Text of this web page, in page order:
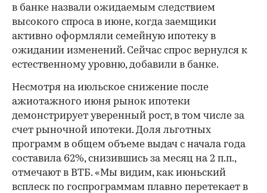
в банке назвали ожидаемым следствием
высокого спроса в июне, когда заемщики
активно оформляли семейную ипотеку в
ожидании изменений. Сейчас спрос вернулся к
естественному уровню, добавили в банке.
Несмотря на июльское снижение после
ажиотажного июня рынок ипотеки
демонстрирует уверенный рост, в том числе за
счет рыночной ипотеки. Доля льготных
программ в общем объеме выдач с начала года
составила 62%, снизившись за месяц на 2 п.п.,
отмечают в ВТБ. «Мы видим, как июньский
всплеск по госпрограммам плавно перетекает в